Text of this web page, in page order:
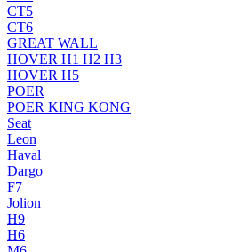
CT5
CT6
GREAT WALL
HOVER H1 H2 H3
HOVER H5
POER
POER KING KONG
Seat
Leon
Haval
Dargo
F7
Jolion
H9
H6